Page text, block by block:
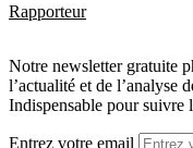
Rapporteur
Notre newsletter gratuite
l’actualité et de l’analyse
Indispensable pour suivre
Entrez votre email